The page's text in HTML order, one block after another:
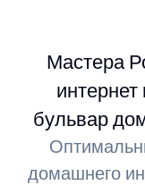
Мастера
бульвар
домашнего